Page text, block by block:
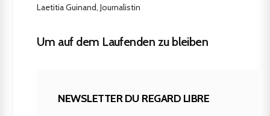
Laetitia Guinand, Journalistin
Um auf dem Laufenden zu bleiben
NEWSLETTER DU REGARD LIBRE